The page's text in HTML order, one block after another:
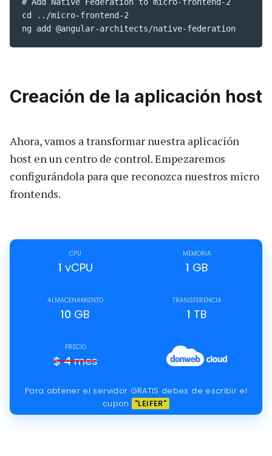
cd ../micro-frontend-2
ng add @angular-architects/native-federation
Creación de la aplicación host
Ahora, vamos a transformar nuestra aplicación
host en un centro de control. Empezaremos
configurándola para que reconozca nuestros micro
frontends.
CPU
1 vCPU
MEMORIA
1 GB
ALMACENAMIENTO
10 GB
TRANSFERENCIA
1 TB
PRECIO
$ 4 mes
Para obtener el servidor GRATIS debes de escribir el
cupon
"LEIFER"